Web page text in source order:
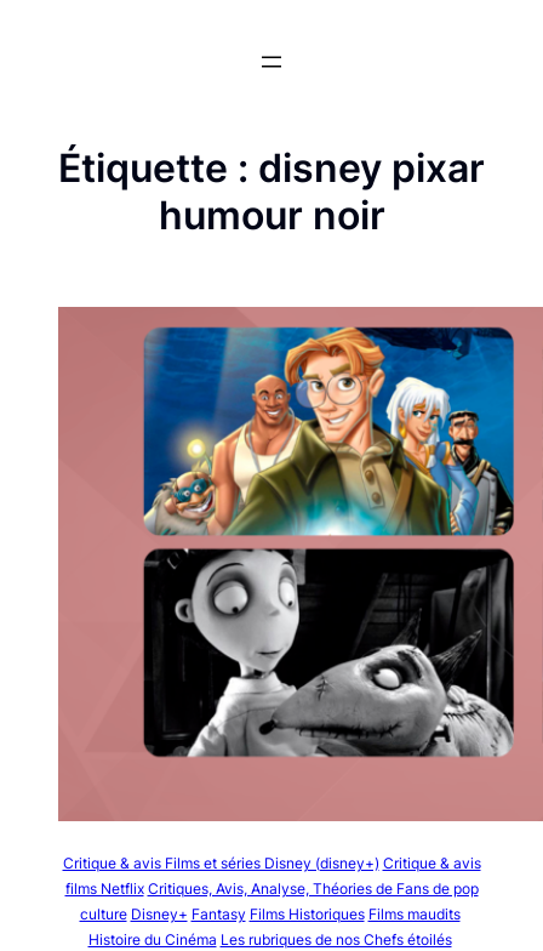
Étiquette : disney pixar
humour noir
Critique & avis Films et séries Disney (disney+) Critique & avis
films Netflix Critiques, Avis, Analyse, Théories de Fans de pop
culture Disney+ Fantasy Films Historiques Films maudits
Histoire du Cinéma Les rubriques de nos Chefs étoilés